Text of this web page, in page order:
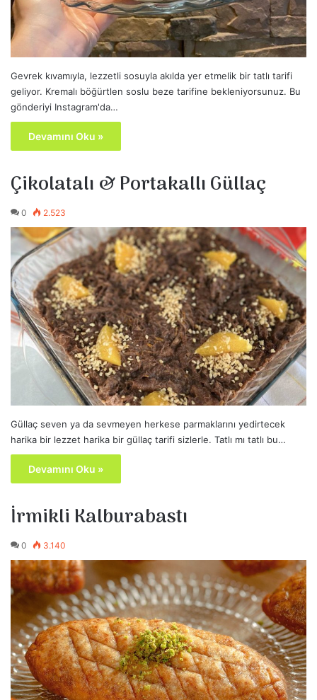
Gevrek kıvamıyla, lezzetli sosuyla akılda yer etmelik bir tatlı tarifi
geliyor. Kremalı böğürtlen soslu beze tarifine bekleniyorsunuz. Bu
gönderiyi Instagram'da…
Devamını Oku »
Çikolatalı & Portakallı Güllaç
0 2.523
Güllaç seven ya da sevmeyen herkese parmaklarını yedirtecek
harika bir lezzet harika bir güllaç tarifi sizlerle. Tatlı mı tatlı bu…
Devamını Oku »
İrmikli Kalburabastı
0 3.140